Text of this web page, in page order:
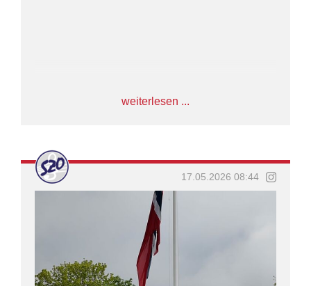
weiterlesen ...
17.05.2026 08:44